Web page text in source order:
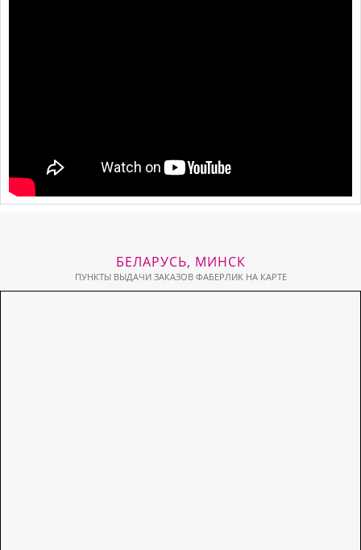
БЕЛАРУСЬ, МИНСК
ПУНКТЫ ВЫДАЧИ ЗАКАЗОВ ФАБЕРЛИК НА КАРТЕ